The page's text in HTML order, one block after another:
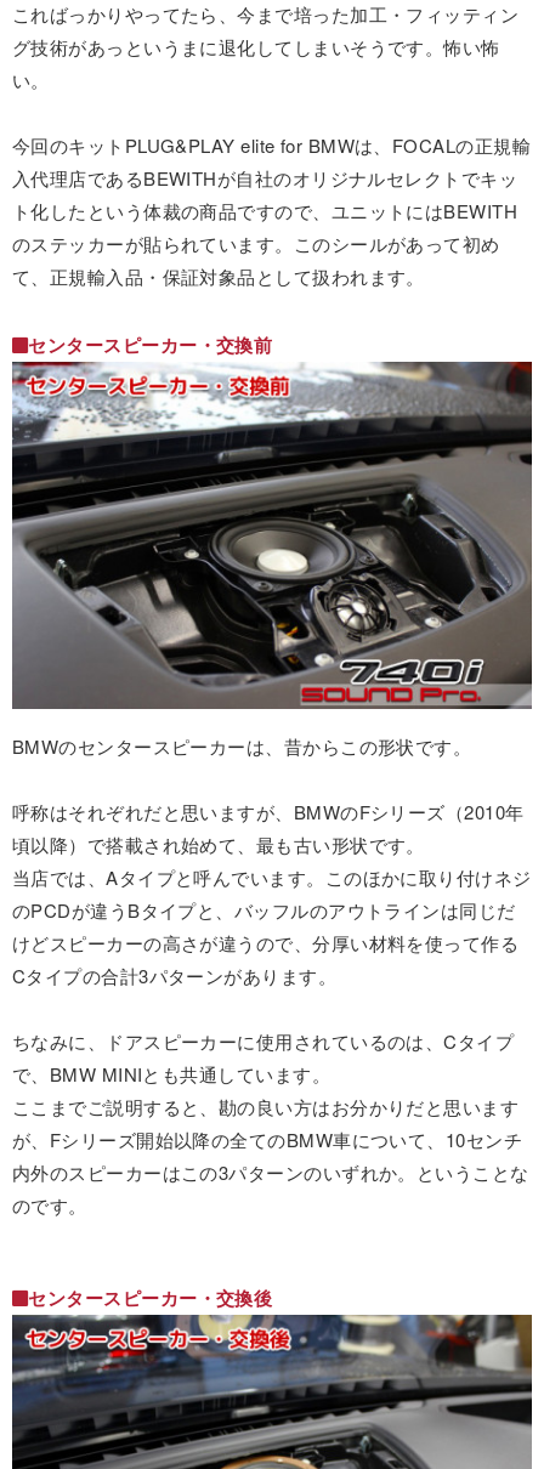
こればっかりやってたら、今まで培った加工・フィッティン
グ技術があっというまに退化してしまいそうです。怖い怖
い。
今回のキットPLUG&PLAY elite for BMWは、FOCALの正規輸
入代理店であるBEWITHが自社のオリジナルセレクトでキッ
ト化したという体裁の商品ですので、ユニットにはBEWITH
のステッカーが貼られています。このシールがあって初め
て、正規輸入品・保証対象品として扱われます。
センタースピーカー・交換前
BMWのセンタースピーカーは、昔からこの形状です。
呼称はそれぞれだと思いますが、BMWのFシリーズ（2010年
頃以降）で搭載され始めて、最も古い形状です。
当店では、Aタイプと呼んでいます。このほかに取り付けネジ
のPCDが違うBタイプと、バッフルのアウトラインは同じだ
けどスピーカーの高さが違うので、分厚い材料を使って作る
Cタイプの合計3パターンがあります。
ちなみに、ドアスピーカーに使用されているのは、Cタイプ
で、BMW MINIとも共通しています。
ここまでご説明すると、勘の良い方はお分かりだと思います
が、Fシリーズ開始以降の全てのBMW車について、10センチ
内外のスピーカーはこの3パターンのいずれか。ということな
のです。
センタースピーカー・交換後